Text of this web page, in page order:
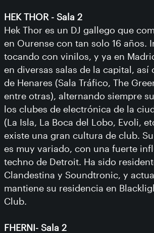
HEK THOR - Sala 2
Hek Thor es un DJ gallego que
en Ourense con tan solo 16 años.
tocando con vinilos, y ya en
en diversas salas de la capital, así
de Henares (Sala Tráfico, The
entre otras), alternando siempre
los clubes de electrónica de la
(La Isla, La Boca del Lobo, Evoli,
existe una gran cultura de club.
es muy variado, con una fuerte
techno de Detroit. Ha sido
Clandestina y Soundtronic, y
mantiene su residencia en
Club.
FHERNI- Sala 2